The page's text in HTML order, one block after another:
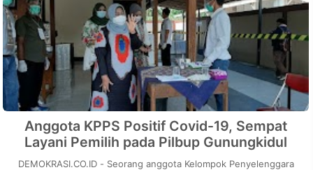
Anggota KPPS Positif Covid-19, Sempat
Layani Pemilih pada Pilbup Gunungkidul
DEMOKRASI.CO.ID - Seorang anggota Kelompok Penyelenggara